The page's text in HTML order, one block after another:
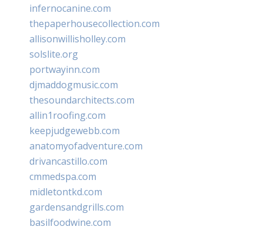
infernocanine.com
thepaperhousecollection.com
allisonwillisholley.com
solslite.org
portwayinn.com
djmaddogmusic.com
thesoundarchitects.com
allin1roofing.com
keepjudgewebb.com
anatomyofadventure.com
drivancastillo.com
cmmedspa.com
midletontkd.com
gardensandgrills.com
basilfoodwine.com